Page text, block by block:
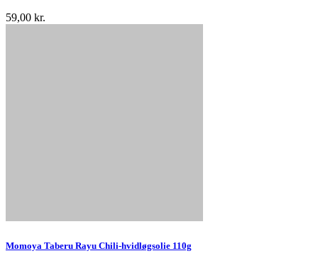
59,00 kr.
Momoya Taberu Rayu Chili-hvidløgsolie 110g